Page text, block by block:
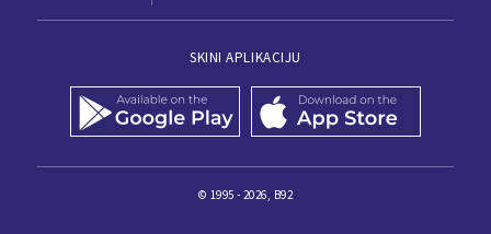
SKINI APLIKACIJU
© 1995 - 2026, B92